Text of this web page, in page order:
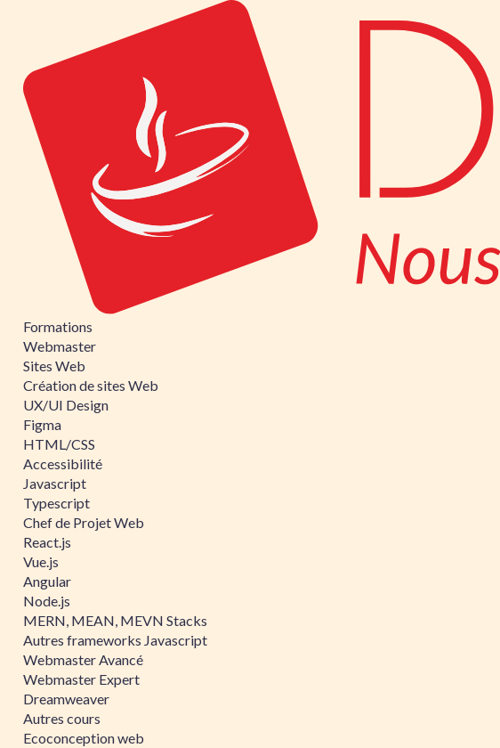
Formations
Webmaster
Sites Web
Création de sites Web
UX/UI Design
Figma
HTML/CSS
Accessibilité
Javascript
Typescript
Chef de Projet Web
React.js
Vue.js
Angular
Node.js
MERN, MEAN, MEVN Stacks
Autres frameworks Javascript
Webmaster Avancé
Webmaster Expert
Dreamweaver
Autres cours
Ecoconception web